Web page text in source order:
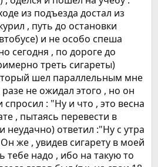
из подъезда достал из
, путь до остановки
и не особо спеша
сегодня , по дороге до
треть сигареты)
шел параллельным мне
не ожидал этого , но он
: "Ну и что , это весна
, пытаясь перевести в
неудачно) ответил :"Ну с утра
же , увидев сигарету в моей
тебе надо , ибо на такую то